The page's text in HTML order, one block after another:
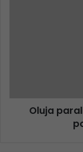
Oluja